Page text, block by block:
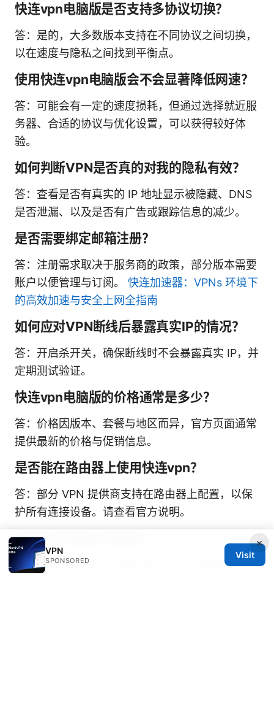
快连vpn电脑版是否支持多协议切换？
答：是的，大多数版本支持在不同协议之间切换，
以在速度与隐私之间找到平衡点。
使用快连vpn电脑版会不会显著降低网速？
答：可能会有一定的速度损耗，但通过选择就近服
务器、合适的协议与优化设置，可以获得较好体
验。
如何判断VPN是否真的对我的隐私有效？
答：查看是否有真实的 IP 地址显示被隐藏、DNS
是否泄漏、以及是否有广告或跟踪信息的减少。
是否需要绑定邮箱注册？
答：注册需求取决于服务商的政策，部分版本需要
账户以便管理与订阅。 快连加速器：VPNs 环境下
的高效加速与安全上网全指南
如何应对VPN断线后暴露真实IP的情况？
答：开启杀开关，确保断线时不会暴露真实 IP，并
定期测试验证。
快连vpn电脑版的价格通常是多少？
答：价格因版本、套餐与地区而异，官方页面通常
提供最新的价格与促销信息。
是否能在路由器上使用快连vpn？
答：部分 VPN 提供商支持在路由器上配置，以保
护所有连接设备。请查看官方说明。
如何优化视频会议质量？
答：选择低延迟的就近服务器、开启分离隧道让其
×
VPN
SPONSORED
Visit